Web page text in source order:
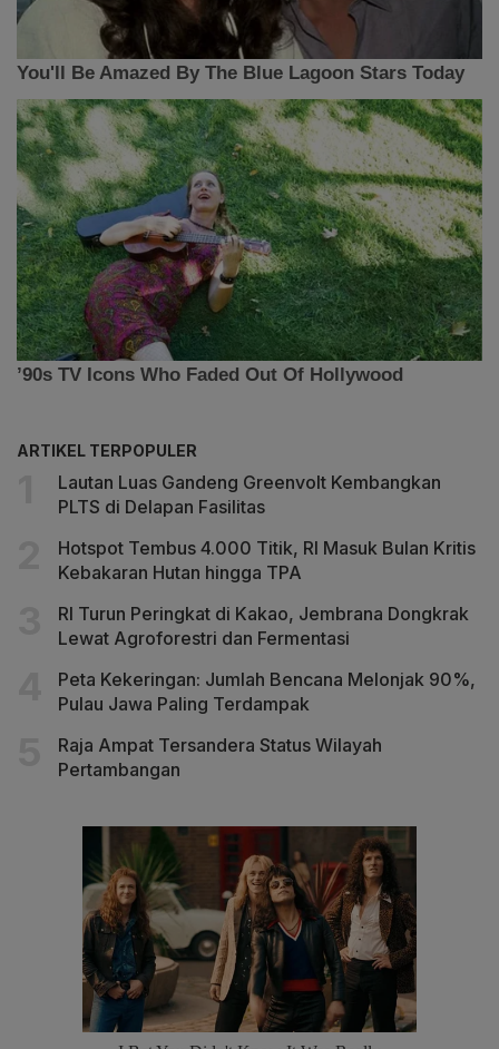
ARTIKEL TERPOPULER
Lautan Luas Gandeng Greenvolt Kembangkan
PLTS di Delapan Fasilitas
Hotspot Tembus 4.000 Titik, RI Masuk Bulan Kritis
Kebakaran Hutan hingga TPA
RI Turun Peringkat di Kakao, Jembrana Dongkrak
Lewat Agroforestri dan Fermentasi
Peta Kekeringan: Jumlah Bencana Melonjak 90%,
Pulau Jawa Paling Terdampak
Raja Ampat Tersandera Status Wilayah
Pertambangan